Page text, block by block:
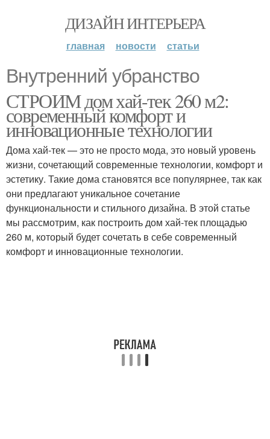
ДИЗАЙН ИНТЕРЬЕРА
главная новости статьи
Внутренний убранство
СТРОИМ дом хай-тек 260 м2:
современный комфорт и
инновационные технологии
Дома хай-тек — это не просто мода, это новый уровень
жизни, сочетающий современные технологии, комфорт и
эстетику. Такие дома становятся все популярнее, так как
они предлагают уникальное сочетание
функциональности и стильного дизайна. В этой статье
мы рассмотрим, как построить дом хай-тек площадью
260 м, который будет сочетать в себе современный
комфорт и инновационные технологии.